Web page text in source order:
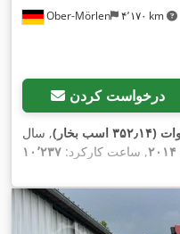
Ober-Mörlen ۴٬۱۷۰ km
درخواست کردن
, سال
۲۰۱۴, ساعت کارکرد: